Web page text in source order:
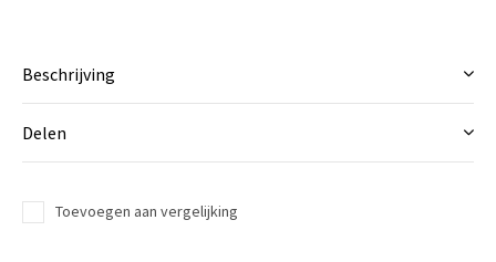
Beschrijving
Delen
Toevoegen aan vergelijking